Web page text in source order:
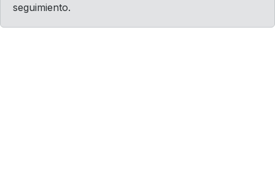
seguimiento.